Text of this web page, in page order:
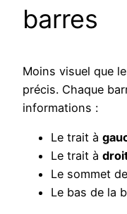
barres
Moins visuel que
précis. Chaque
informations :
Le trait à
Le trait à
Le sommet
Le bas de la